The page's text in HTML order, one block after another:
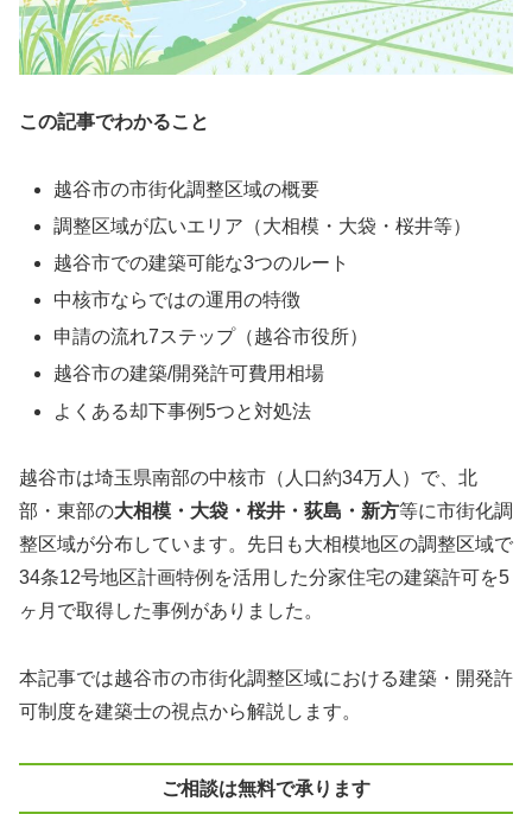
この記事でわかること
越谷市の市街化調整区域の概要
調整区域が広いエリア（大相模・大袋・桜井等）
越谷市での建築可能な3つのルート
中核市ならではの運用の特徴
申請の流れ7ステップ（越谷市役所）
越谷市の建築/開発許可費用相場
よくある却下事例5つと対処法
越谷市は埼玉県南部の中核市（人口約34万人）で、北
部・東部の大相模・大袋・桜井・荻島・新方等に市街化調
整区域が分布しています。先日も大相模地区の調整区域で
34条12号地区計画特例を活用した分家住宅の建築許可を5
ヶ月で取得した事例がありました。
本記事では越谷市の市街化調整区域における建築・開発許
可制度を建築士の視点から解説します。
ご相談は無料で承ります